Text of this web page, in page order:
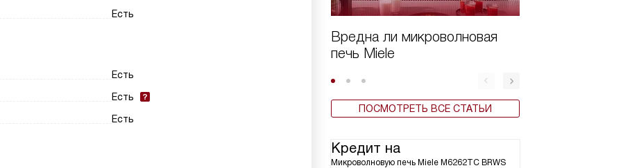
Вредна ли микроволновая
печь Miele
ПОСМОТРЕТЬ ВСЕ СТАТЬИ
Кредит на
Микроволновую печь Miele M6262TC BRWS
Есть
Есть
Есть
Есть